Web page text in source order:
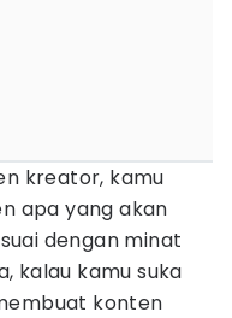
kreator, kamu
apa yang akan
dengan minat
kalau kamu suka
konten